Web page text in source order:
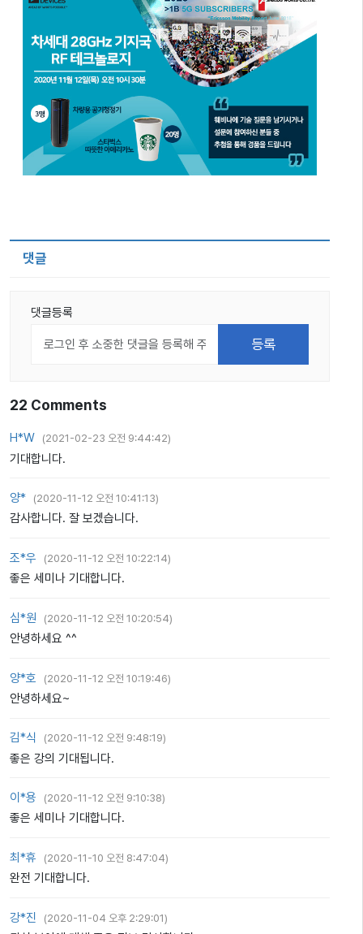
댓글
댓글등록
22 Comments
H*W (2021-02-23 오전 9:44:42)
기대합니다.
양* (2020-11-12 오전 10:41:13)
감사합니다. 잘 보겠습니다.
조*우 (2020-11-12 오전 10:22:14)
좋은 세미나 기대합니다.
심*원 (2020-11-12 오전 10:20:54)
안녕하세요 ^^
양*호 (2020-11-12 오전 10:19:46)
안녕하세요~
김*식 (2020-11-12 오전 9:48:19)
좋은 강의 기대됩니다.
이*용 (2020-11-12 오전 9:10:38)
좋은 세미나 기대합니다.
최*휴 (2020-11-10 오전 8:47:04)
완전 기대합니다.
강*진 (2020-11-04 오후 2:29:01)